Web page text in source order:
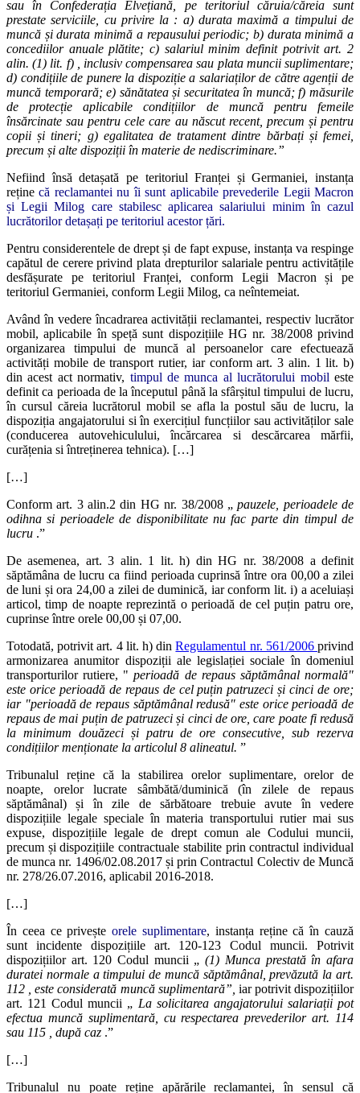
sau în Confederația Elvețiană, pe teritoriul căruia/căreia sunt
prestate serviciile, cu privire la : a) durata maximă a timpului de
muncă și durata minimă a repausului periodic; b) durata minimă a
concediilor anuale plătite; c) salariul minim definit potrivit art. 2
alin. (1) lit. f) , inclusiv compensarea sau plata muncii suplimentare;
d) condițiile de punere la dispoziție a salariaților de către agenții de
muncă temporară; e) sănătatea și securitatea în muncă; f) măsurile
de protecție aplicabile condițiilor de muncă pentru femeile
însărcinate sau pentru cele care au născut recent, precum și pentru
copii și tineri; g) egalitatea de tratament dintre bărbați și femei,
precum și alte dispoziții în materie de nediscriminare.”
Nefiind însă detașată pe teritoriul Franței și Germaniei, instanța
reține că reclamantei nu îi sunt aplicabile prevederile Legii Macron
și Legii Milog care stabilesc aplicarea salariului minim în cazul
lucrătorilor detașați pe teritoriul acestor țări.
Pentru considerentele de drept și de fapt expuse, instanța va respinge
capătul de cerere privind plata drepturilor salariale pentru activitățile
desfășurate pe teritoriul Franței, conform Legii Macron și pe
teritoriul Germaniei, conform Legii Milog, ca neîntemeiat.
Având în vedere încadrarea activității reclamantei, respectiv lucrător
mobil, aplicabile în speță sunt dispozițiile HG nr. 38/2008 privind
organizarea timpului de muncă al persoanelor care efectuează
activități mobile de transport rutier, iar conform art. 3 alin. 1 lit. b)
din acest act normativ, timpul de munca al lucrătorului mobil este
definit ca perioada de la începutul până la sfârșitul timpului de lucru,
în cursul căreia lucrătorul mobil se afla la postul său de lucru, la
dispoziția angajatorului si în exercițiul funcțiilor sau activităților sale
(conducerea autovehiculului, încărcarea si descărcarea mărfii,
curățenia si întreținerea tehnica). […]
[…]
Conform art. 3 alin.2 din HG nr. 38/2008 „pauzele, perioadele de
odihna si perioadele de disponibilitate nu fac parte din timpul de
lucru .”
De asemenea, art. 3 alin. 1 lit. h) din HG nr. 38/2008 a definit
săptămâna de lucru ca fiind perioada cuprinsă între ora 00,00 a zilei
de luni și ora 24,00 a zilei de duminică, iar conform lit. i) a aceluiași
articol, timp de noapte reprezintă o perioadă de cel puțin patru ore,
cuprinse între orele 00,00 și 07,00.
Totodată, potrivit art. 4 lit. h) dinRegulamentul nr. 561/2006privind
armonizarea anumitor dispoziții ale legislației sociale în domeniul
transporturilor rutiere, "perioadă de repaus săptămânal normală"
este orice perioadă de repaus de cel puțin patruzeci și cinci de ore;
iar "perioadă de repaus săptămânal redusă" este orice perioadă de
repaus de mai puțin de patruzeci și cinci de ore, care poate fi redusă
la minimum douăzeci și patru de ore consecutive, sub rezerva
condițiilor menționate la articolul 8 alineatul. ”
Tribunalul reține că la stabilirea orelor suplimentare, orelor de
noapte, orelor lucrate sâmbătă/duminică (în zilele de repaus
săptămânal) și în zile de sărbătoare trebuie avute în vedere
dispozițiile legale speciale în materia transportului rutier mai sus
expuse, dispozițiile legale de drept comun ale Codului muncii,
precum și dispozițiile contractuale stabilite prin contractul individual
de munca nr. 1496/02.08.2017 și prin Contractul Colectiv de Muncă
nr. 278/26.07.2016, aplicabil 2016-2018.
[…]
În ceea ce priveșteorele suplimentare, instanța reține că în cauză
sunt incidente dispozițiile art. 120-123 Codul muncii. Potrivit
dispozițiilor art. 120 Codul muncii „(1) Munca prestată în afara
duratei normale a timpului de muncă săptămânal, prevăzută la art.
112 , este considerată muncă suplimentară”, iar potrivit dispozițiilor
art. 121 Codul muncii „ La solicitarea angajatorului salariații pot
efectua muncă suplimentară, cu respectarea prevederilor art. 114
sau 115 , după caz .”
[…]
Tribunalul nu poate reține apărările reclamantei, în sensul că